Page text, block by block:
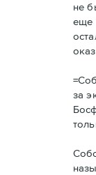
не
еще
за